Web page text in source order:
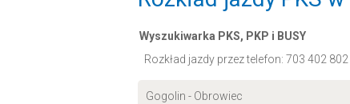
Wyszukiwarka PKS, PKP i BUSY
Rozkład jazdy przez telefon: 703 402 802
Gogolin - Obrowiec